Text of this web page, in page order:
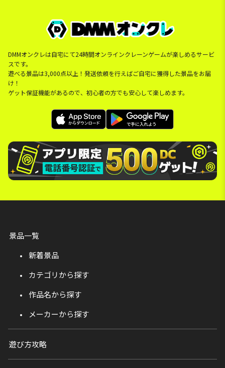
DMMオンクレは自宅にて24時間オンラインクレーンゲームが楽しめるサービ
スです。
遊べる景品は3,000点以上！発送依頼を行えばご自宅に獲得した景品をお届
け！
ゲット保証機能があるので、初心者の方でも安心して楽しめます。
景品一覧
新着景品
カテゴリから探す
作品名から探す
メーカーから探す
遊び方攻略